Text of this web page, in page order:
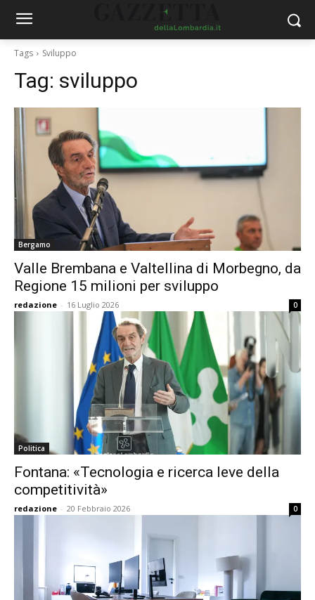
Tags Sviluppo
Tag: sviluppo
Bergamo
Valle Brembana e Valtellina di Morbegno, da
Regione 15 milioni per sviluppo
redazione - 16 Luglio 2026 0
Politica
Fontana: «Tecnologia e ricerca leve della
competitività»
redazione - 20 Febbraio 2026 0